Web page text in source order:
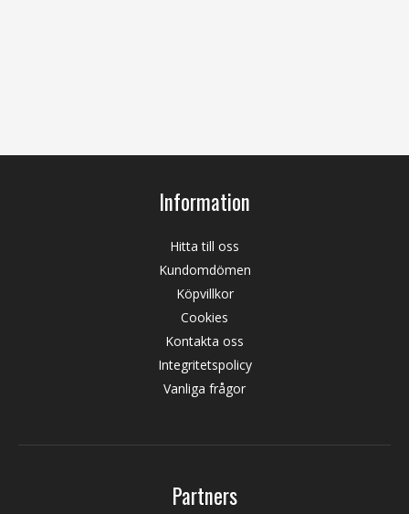
Information
Hitta till oss
Kundomdömen
Köpvillkor
Cookies
Kontakta oss
Integritetspolicy
Vanliga frågor
Partners